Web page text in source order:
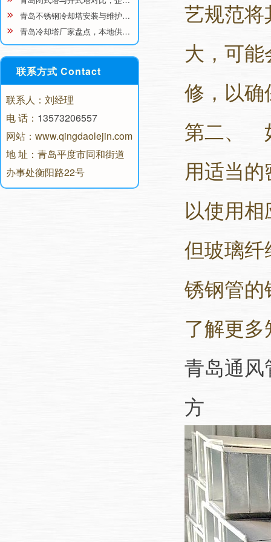
青岛不锈钢冷却塔安装与维护…
青岛冷却塔厂家盘点，本地供…
联系方式 Contact
联系人：刘经理
电 话： 13573206557
网站：www.qingdaolejin.com
地 址：青岛平度市同和街道
办事处衡阳路22号
艺规范
大，可
修，以
第二、
用适当
以使用
但玻璃
锈钢管
了解更
青岛通
方